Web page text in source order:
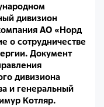
дивизион
АО «Норд
о сотрудничестве
Документ
дивизиона
и генеральный
Котляр.